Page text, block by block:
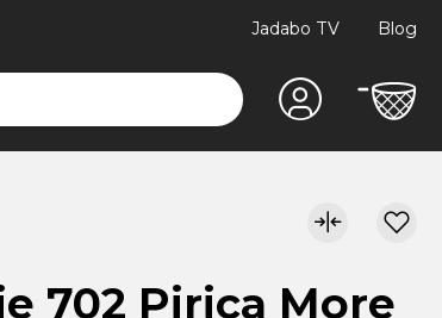
Jadabo TV Blog
702 Pirica More